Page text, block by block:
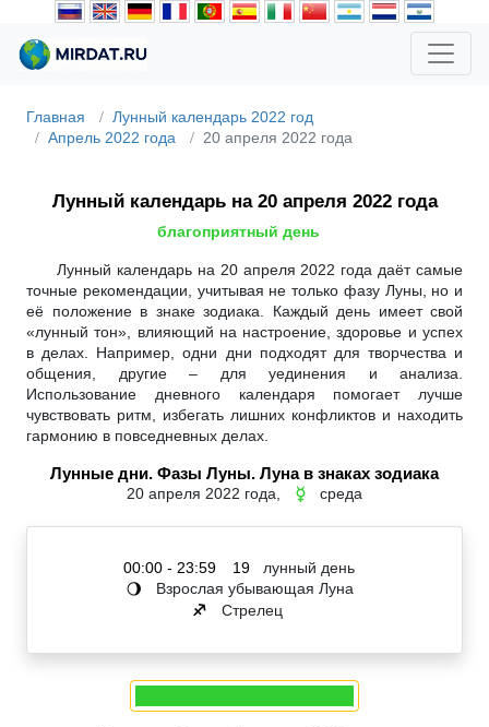
Главная
Лунный календарь 2022 год
Апрель 2022 года
20 апреля 2022 года
Лунный календарь на 20 апреля 2022 года
благоприятный день
Лунный календарь на 20 апреля 2022 года даёт самые
точные рекомендации, учитывая не только фазу Луны, но и
её положение в знаке зодиака. Каждый день имеет свой
«лунный тон», влияющий на настроение, здоровье и успех
в делах. Например, одни дни подходят для творчества и
общения, другие – для уединения и анализа.
Использование дневного календаря помогает лучше
чувствовать ритм, избегать лишних конфликтов и находить
гармонию в повседневных делах.
Лунные дни. Фазы Луны. Луна в знаках зодиака
20 апреля 2022 года, ☿ среда
00:00 - 23:59 19 лунный день
🌖 Взрослая убывающая Луна
♐ Стрелец